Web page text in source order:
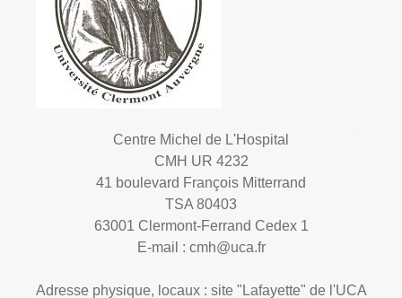
Centre Michel de L'Hospital
CMH UR 4232
41 boulevard François Mitterrand
TSA 80403
63001 Clermont-Ferrand Cedex 1
E-mail : cmh@uca.fr
Adresse physique, locaux : site "Lafayette" de l'UCA